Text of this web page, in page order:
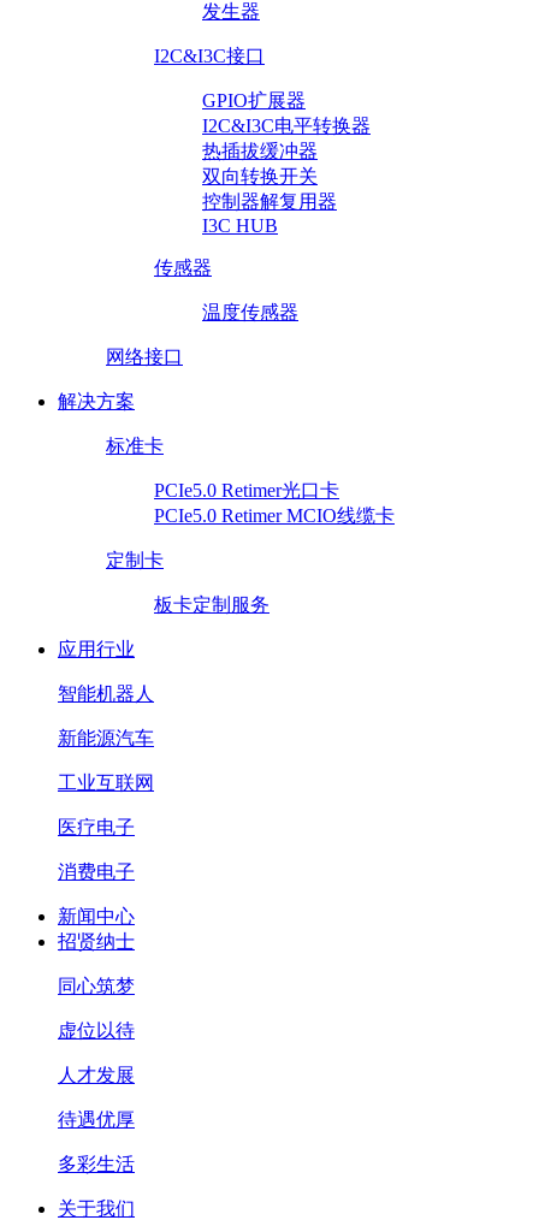
发生器
I2C&I3C接口
GPIO扩展器
I2C&I3C电平转换器
热插拔缓冲器
双向转换开关
控制器解复用器
I3C HUB
传感器
温度传感器
网络接口
解决方案
标准卡
PCIe5.0 Retimer光口卡
PCIe5.0 Retimer MCIO线缆卡
定制卡
板卡定制服务
应用行业
智能机器人
新能源汽车
工业互联网
医疗电子
消费电子
新闻中心
招贤纳士
同心筑梦
虚位以待
人才发展
待遇优厚
多彩生活
关于我们